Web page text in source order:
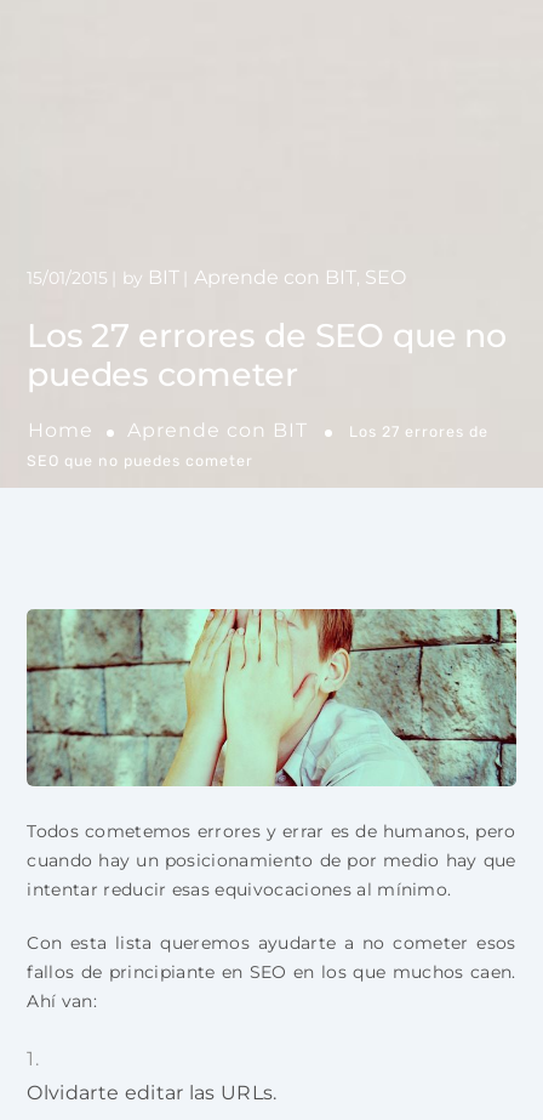
Los 27 errores de SEO que no
puedes cometer
Home Aprende con BIT
Los 27 errores de
SEO que no puedes cometer
15/01/2015 by BIT Aprende con BIT, SEO
Todos cometemos errores y errar es de humanos, pero
cuando hay un posicionamiento de por medio hay que
intentar reducir esas equivocaciones al mínimo.
Con esta lista queremos ayudarte a no cometer esos
fallos de principiante en SEO en los que muchos caen.
Ahí van:
Olvidarte editar las URLs.